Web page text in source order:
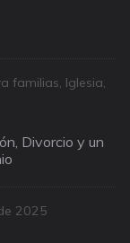
familias, Iglesia,
Divorcio y un
2025